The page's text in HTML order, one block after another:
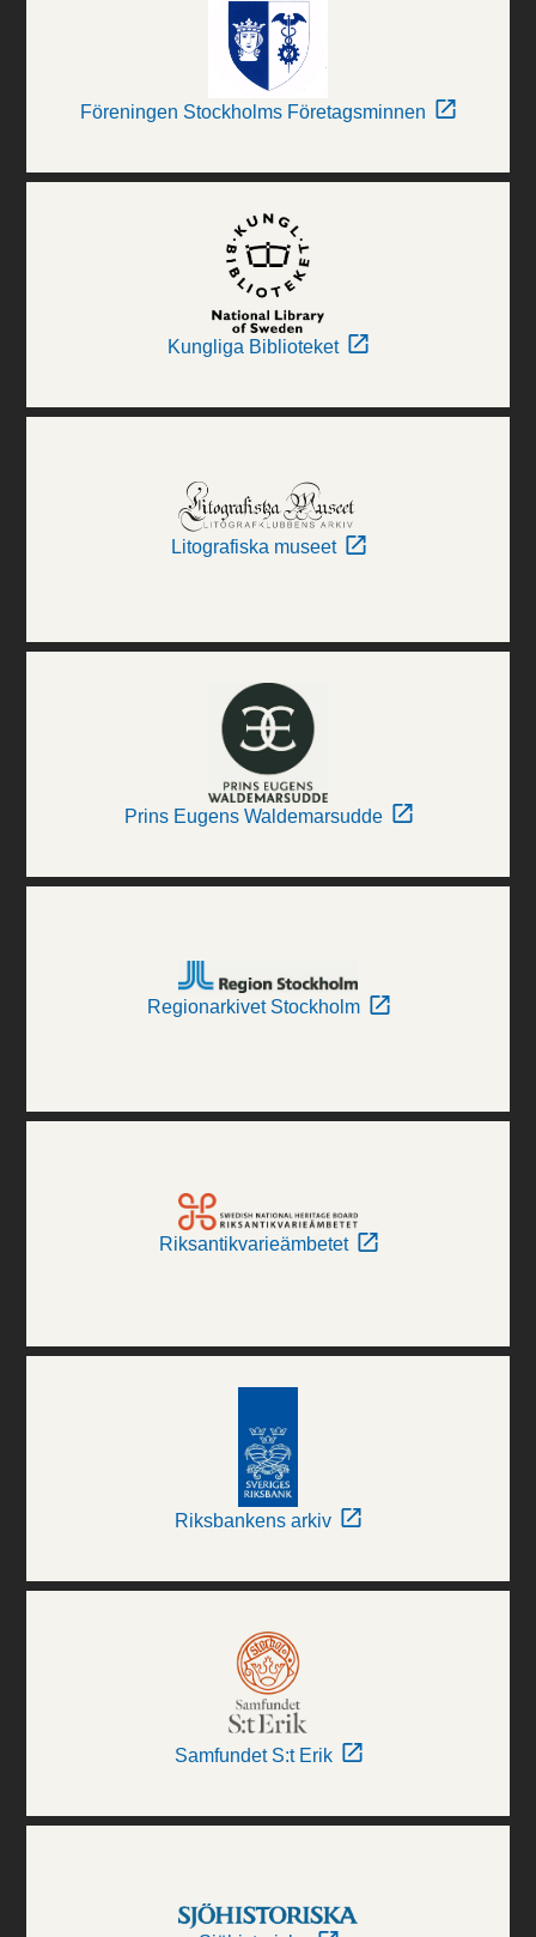
Föreningen Stockholms Företagsminnen
Kungliga Biblioteket
Litografiska museet
Prins Eugens Waldemarsudde
Regionarkivet Stockholm
Riksantikvarieämbetet
Riksbankens arkiv
Samfundet S:t Erik